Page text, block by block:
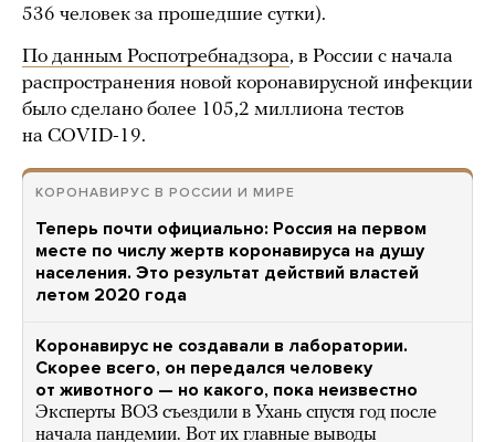
536 человек за прошедшие сутки).
По данным Роспотребнадзора, в России с начала
распространения новой коронавирусной инфекции
было сделано более 105,2 миллиона тестов
на COVID-19.
КОРОНАВИРУС В РОССИИ И МИРЕ
Теперь почти официально: Россия на первом
месте по числу жертв коронавируса на душу
населения. Это результат действий властей
летом 2020 года
Коронавирус не создавали в лаборатории.
Скорее всего, он передался человеку
от животного — но какого, пока неизвестно
Эксперты ВОЗ съездили в Ухань спустя год после
начала пандемии. Вот их главные выводы